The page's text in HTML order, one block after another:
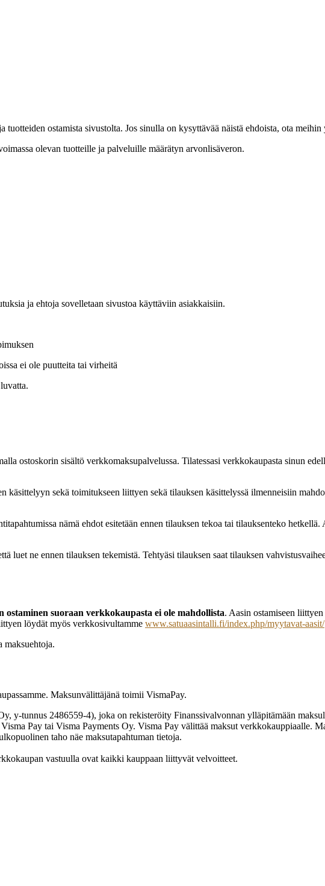
ostamista sivustolta. Jos sinulla on kysyttävää näistä ehdoista, ota
olevan tuotteille ja palveluille määrätyn arvonlisäveron.
ja ehtoja sovelletaan sivustoa käyttäviin asiakkaisiin.
ei ole puutteita tai virheitä
ostoskorin sisältö verkkomaksupalvelussa. Tilatessasi verkkokaupasta sinun
käsittelyyn sekä toimitukseen liittyen sekä tilauksen käsittelyssä ilmenneisiin
nämä ehdot esitetään ennen tilauksen tekoa tai tilauksenteko hetkellä.
luet ne ennen tilauksen tekemistä. Tehtyäsi tilauksen saat tilauksen
ostaminen suoraan verkkokaupasta ei ole mahdollista. Aasin ostamiseen
löydät myös verkkosivultamme www.satuaasintalli.fi/index.php/myytavat-aasit/
maksuehtoja.
Maksunvälittäjänä toimii VismaPay.
y-tunnus 2486559-4), joka on rekisteröity Finanssivalvonnan ylläpitämään
Pay tai Visma Payments Oy. Visma Pay välittää maksut verkkokauppiaalle.
taho näe maksutapahtuman tietoja.
vastuulla ovat kaikki kauppaan liittyvät velvoitteet.